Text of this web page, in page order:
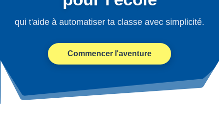
qui t'aide à automatiser ta classe avec simplicité.
Commencer l'aventure